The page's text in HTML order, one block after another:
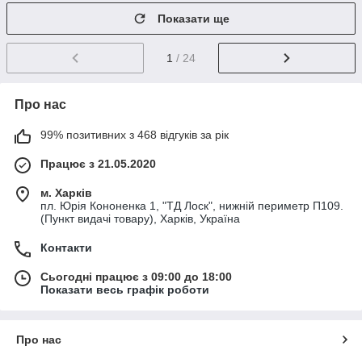
Показати ще
1 / 24
Про нас
99% позитивних з 468 відгуків за рік
Працює з 21.05.2020
м. Харків
пл. Юрія Кононенка 1, "ТД Лоск", нижній периметр П109.
(Пункт видачі товару), Харків, Україна
Контакти
Сьогодні працює з 09:00 до 18:00
Показати весь графік роботи
Про нас